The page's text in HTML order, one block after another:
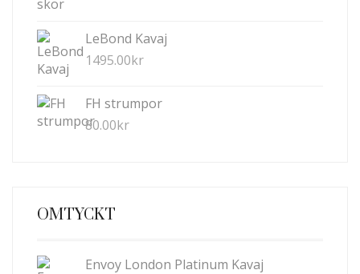
LeBond Kavaj
1495.00kr
FH strumpor
80.00kr
OMTYCKT
Envoy London Platinum Kavaj